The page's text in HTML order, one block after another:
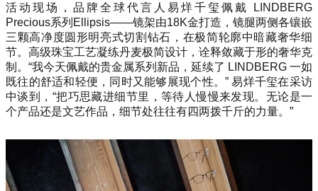
活动现场，品牌全球代言人易烊千玺佩戴 LINDBERG
Precious系列Ellipsis——镜架由18K金打造，镜腿两侧各镶嵌
三颗高净度圆形明亮式切割钻石，在极简轮廓中暗藏奢华细
节。高级珠宝工艺凝练丹麦极简设计，诠释敛藏于形的奢华克
制。“我今天佩戴的贵金属系列新品，延续了 LINDBERG 一如
既往的舒适和轻便，同时又能够展现个性。” 易烊千玺在采访
中谈到，“把巧思藏进细节里，等待人慢慢来发现。无论是一
个产品还是文艺作品，细节处往往有四两拨千斤的力量。”